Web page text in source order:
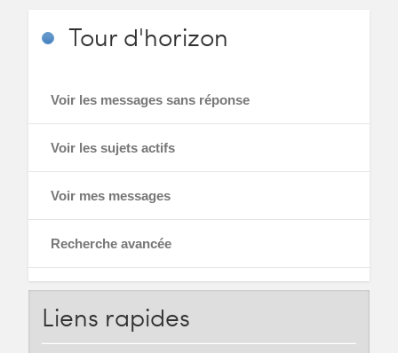
Tourd'horizon
Voir les messages sans réponse
Voir les sujets actifs
Voir mes messages
Recherche avancée
Liens rapides